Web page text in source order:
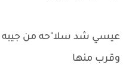
عيسي شد سلا"حه من جيبه
وقرب منها